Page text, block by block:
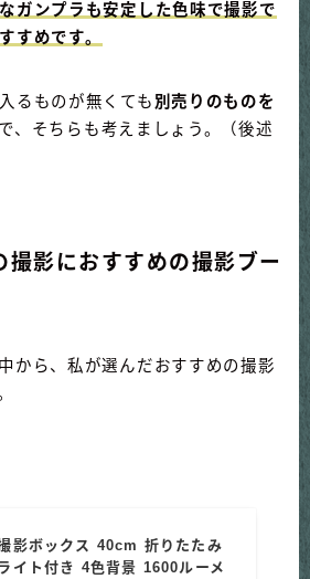
ガンプラも安定した色味で撮影で
すめです。
るものが無くても 別売りのものを
で、そちらも考えましょう。（後述
撮影におすすめの撮影ブー
から、私が選んだおすすめの撮影
影ボックス 40cm 折りたたみ
イト付き 4色背景 1600ルーメ